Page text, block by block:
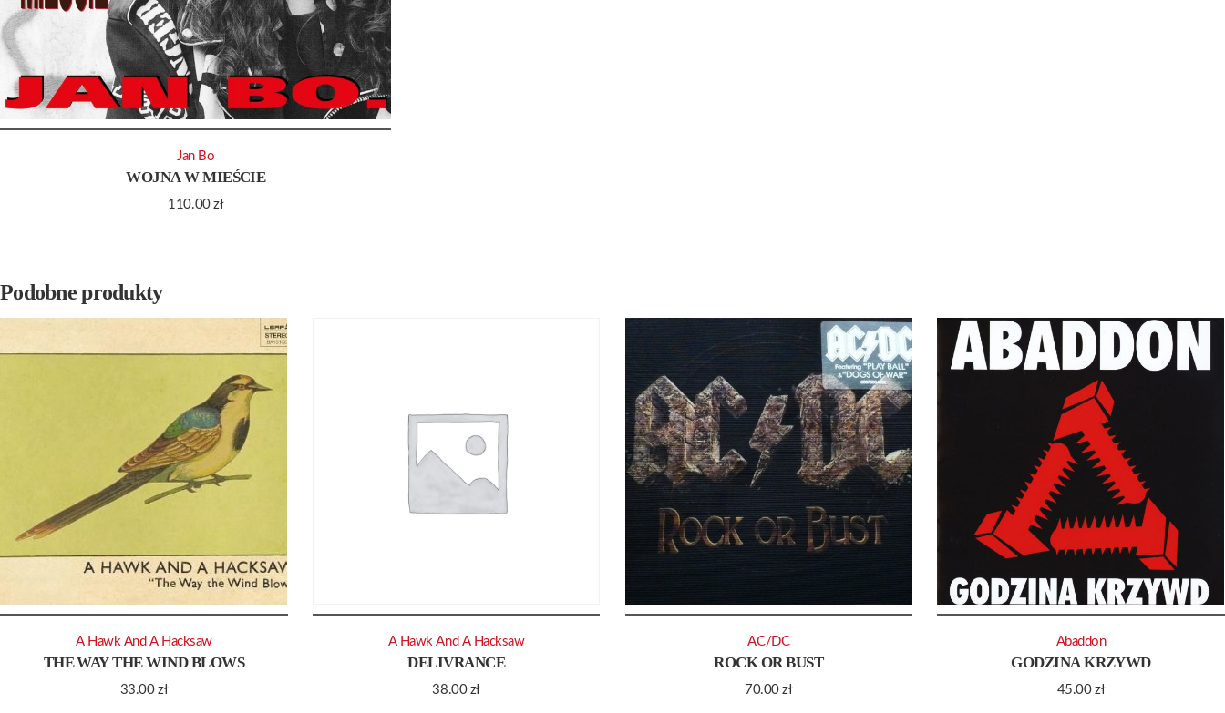
WOJNA W MIEŚCIE
110.00zł
Jan Bo
Podobne produkty
THE WAY THE WIND BLOWS
33.00zł
A Hawk And A Hacksaw
DELIVRANCE
38.00 zł
A Hawk And A Hacksaw
ROCK OR BUST
70.00zł
AC/DC
GODZINA KRZYWD
45.00zł
Abaddon